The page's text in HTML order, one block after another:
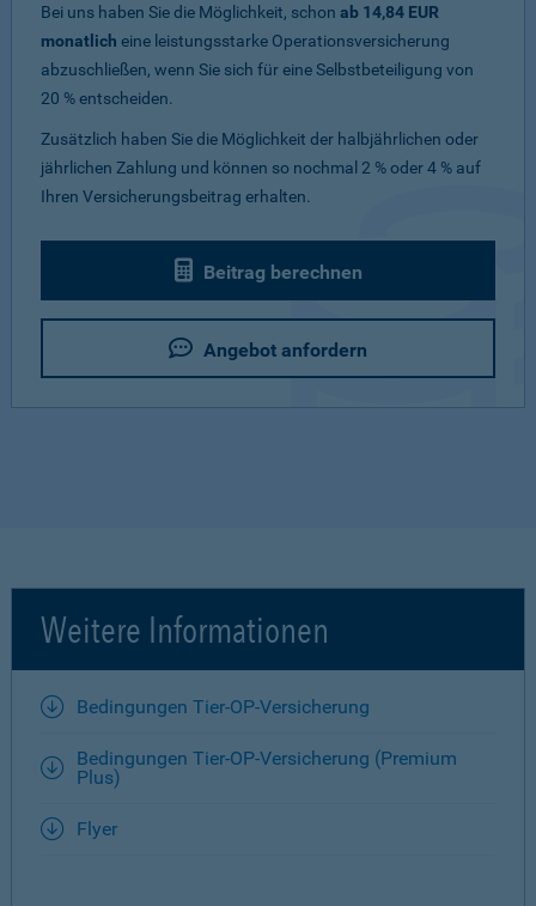
Bei uns haben Sie die Möglichkeit, schon ab 14,84 EUR
monatlich eine leistungsstarke Operationsversicherung
abzuschließen, wenn Sie sich für eine Selbstbeteiligung von
20 % entscheiden.
Zusätzlich haben Sie die Möglichkeit der halbjährlichen oder
jährlichen Zahlung und können so nochmal 2 % oder 4 % auf
Ihren Versicherungsbeitrag erhalten.
Beitrag berechnen
Angebot anfordern
Weitere Informationen
Bedingungen Tier-OP-Versicherung
Bedingungen Tier-OP-Versicherung (Premium
Plus)
Flyer